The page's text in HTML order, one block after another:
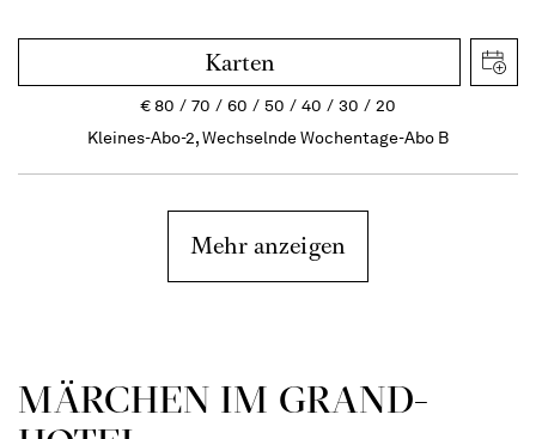
Karten
€80 70 60 50 40 30
20
Kleines-Abo-2, Wechselnde Wochentage-Abo B
Mehr anzeigen
MÄRCHEN IM GRAND-